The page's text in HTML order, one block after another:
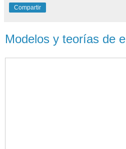
Compartir
Modelos y teorías de